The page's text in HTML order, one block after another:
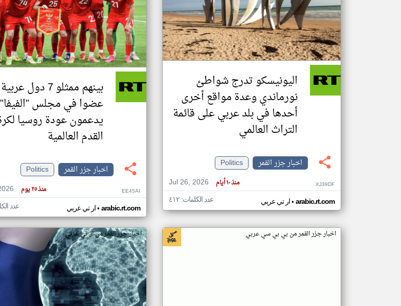
اليونيسكو تدرج شواطئ
نورماندي وعدة مواقع أخرى
أحدها في بلد عربي على قائمة
التراث العالمي
اخبار جزر القمر
Politics
Jul 26, 2026
منذ ١٠ أيام XJ39DF
ار تي عربي• arabic.rt.com عدد الكلمات: ٤١٢
عضوا في مجلس "الفيفا"
يدعمون عودة روسيا
القدم العالمية
اخبار جزر القمر
Politics
منذ ٢٥ يوم EE45AI
ار تي عربي• arabic.rt.com عدد
اخبار جزر القمر من بي بي سي عربي اخبار جزر القمر من ار تي عربي